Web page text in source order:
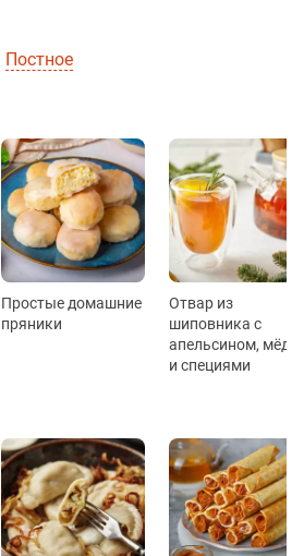
Постное
Простые домашние
пряники
Отвар из
шиповника с
апельсином,
и специями